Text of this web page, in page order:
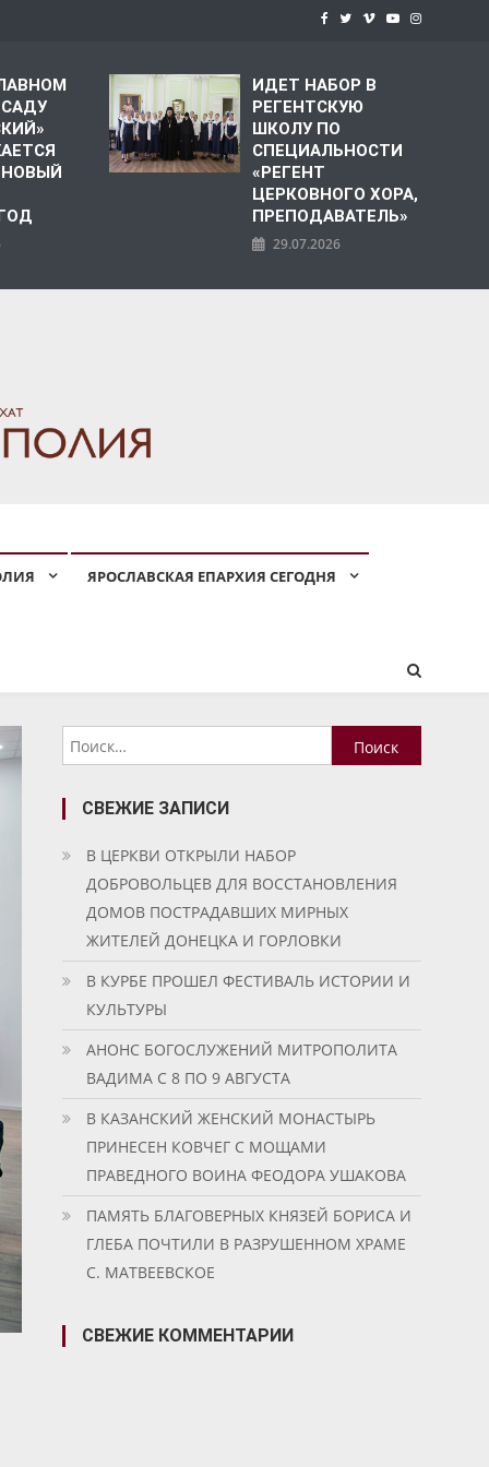
ИДЕТ НАБОР В
РЕГЕНТСКУЮ
ШКОЛУ ПО
СПЕЦИАЛЬНОСТИ
«РЕГЕНТ
ЦЕРКОВНОГО ХОРА,
ПРЕПОДАВАТЕЛЬ»
29.07.2026
ЯРОСЛАВСКАЯ ЕПАРХИЯ СЕГОДНЯ
Найти:
СВЕЖИЕ ЗАПИСИ
В ЦЕРКВИ ОТКРЫЛИ НАБОР
ДОБРОВОЛЬЦЕВ ДЛЯ ВОССТАНОВЛЕНИЯ
ДОМОВ ПОСТРАДАВШИХ МИРНЫХ
ЖИТЕЛЕЙ ДОНЕЦКА И ГОРЛОВКИ
В КУРБЕ ПРОШЕЛ ФЕСТИВАЛЬ ИСТОРИИ И
КУЛЬТУРЫ
АНОНС БОГОСЛУЖЕНИЙ МИТРОПОЛИТА
ВАДИМА С 8 ПО 9 АВГУСТА
В КАЗАНСКИЙ ЖЕНСКИЙ МОНАСТЫРЬ
ПРИНЕСЕН КОВЧЕГ С МОЩАМИ
ПРАВЕДНОГО ВОИНА ФЕОДОРА УШАКОВА
ПАМЯТЬ БЛАГОВЕРНЫХ КНЯЗЕЙ БОРИСА И
ГЛЕБА ПОЧТИЛИ В РАЗРУШЕННОМ ХРАМЕ
С. МАТВЕЕВСКОЕ
СВЕЖИЕ КОММЕНТАРИИ